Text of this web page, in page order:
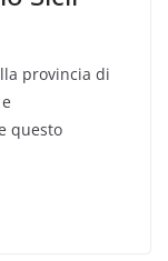
provincia di
questo